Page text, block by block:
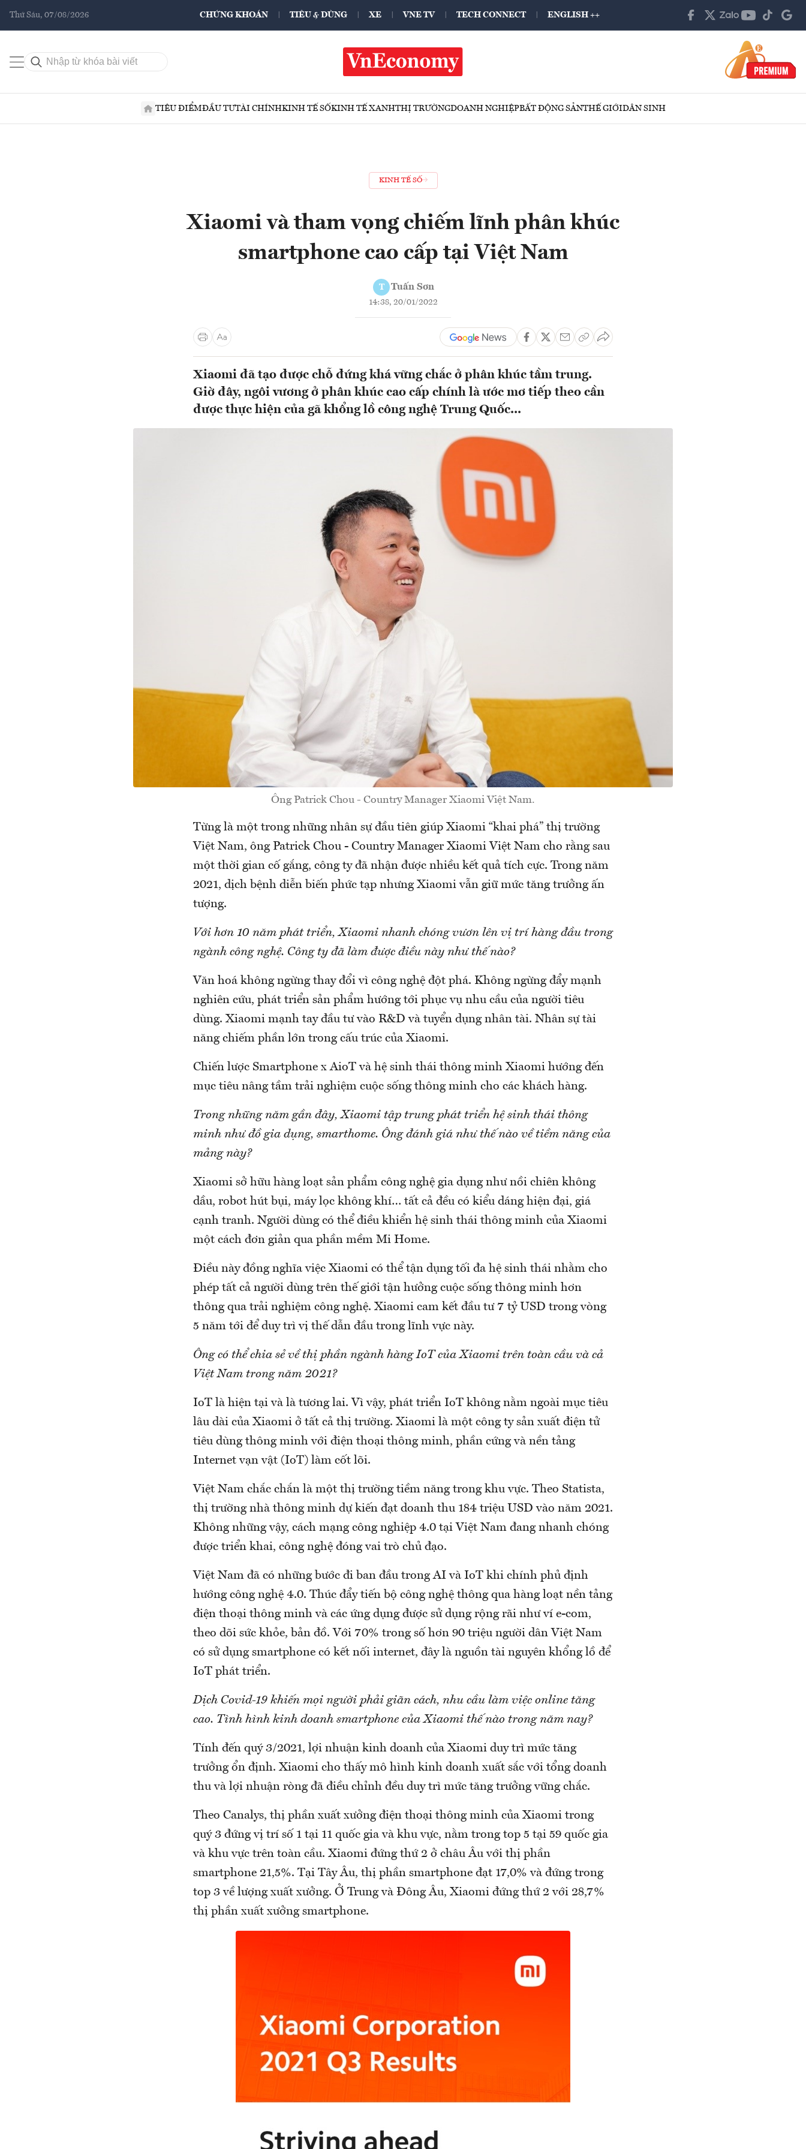
Thứ Sáu, 07/08/2026 CHỨNG KHOÁN TIÊU & DÙNG XE VNE TV TECH CONNECT ENGLISH ++
TIÊU ĐIỂMĐẦU TƯTÀI CHÍNHKINH TẾ SỐKINH TẾ XANHTHỊ TRƯỜNGDOANH NGHIỆPBẤT ĐỘNG SẢNTHẾ GIỚIDÂN SINH
KINH TẾ SỐ
Xiaomi và tham vọng chiếm lĩnh phân khúc
smartphone cao cấp tại Việt Nam
T Tuấn Sơn
14:38, 20/01/2022
Xiaomi đã tạo được chỗ đứng khá vững chắc ở phân khúc tầm trung.
Giờ đây, ngôi vương ở phân khúc cao cấp chính là ước mơ tiếp theo cần
được thực hiện của gã khổng lồ công nghệ Trung Quốc...
Ông Patrick Chou - Country Manager Xiaomi Việt Nam.
Từng là một trong những nhân sự đầu tiên giúp Xiaomi “khai phá” thị trường
Việt Nam, ông Patrick Chou - Country Manager Xiaomi Việt Nam cho rằng sau
một thời gian cố gắng, công ty đã nhận được nhiều kết quả tích cực. Trong năm
2021, dịch bệnh diễn biến phức tạp nhưng Xiaomi vẫn giữ mức tăng trưởng ấn
tượng.
Với hơn 10 năm phát triển, Xiaomi nhanh chóng vươn lên vị trí hàng đầu trong
ngành công nghệ. Công ty đã làm được điều này như thế nào?
Văn hoá không ngừng thay đổi vì công nghệ đột phá. Không ngừng đẩy mạnh
nghiên cứu, phát triển sản phẩm hướng tới phục vụ nhu cầu của người tiêu
dùng. Xiaomi mạnh tay đầu tư vào R&D và tuyển dụng nhân tài. Nhân sự tài
năng chiếm phần lớn trong cấu trúc của Xiaomi.
Chiến lược Smartphone x AioT và hệ sinh thái thông minh Xiaomi hướng đến
mục tiêu nâng tầm trải nghiệm cuộc sống thông minh cho các khách hàng.
Trong những năm gần đây, Xiaomi tập trung phát triển hệ sinh thái thông
minh như đồ gia dụng, smarthome. Ông đánh giá như thế nào về tiềm năng của
mảng này?
Xiaomi sở hữu hàng loạt sản phẩm công nghệ gia dụng như nồi chiên không
dầu, robot hút bụi, máy lọc không khí… tất cả đều có kiểu dáng hiện đại, giá
cạnh tranh. Người dùng có thể điều khiển hệ sinh thái thông minh của Xiaomi
một cách đơn giản qua phần mềm Mi Home.
Điều này đồng nghĩa việc Xiaomi có thể tận dụng tối đa hệ sinh thái nhằm cho
phép tất cả người dùng trên thế giới tận hưởng cuộc sống thông minh hơn
thông qua trải nghiệm công nghệ. Xiaomi cam kết đầu tư 7 tỷ USD trong vòng
5 năm tới để duy trì vị thế dẫn đầu trong lĩnh vực này.
Ông có thể chia sẻ về thị phần ngành hàng IoT của Xiaomi trên toàn cầu và cả
Việt Nam trong năm 2021?
IoT là hiện tại và là tương lai. Vì vậy, phát triển IoT không nằm ngoài mục tiêu
lâu dài của Xiaomi ở tất cả thị trường. Xiaomi là một công ty sản xuất điện tử
tiêu dùng thông minh với điện thoại thông minh, phần cứng và nền tảng
Internet vạn vật (IoT) làm cốt lõi.
Việt Nam chắc chắn là một thị trường tiềm năng trong khu vực. Theo Statista,
thị trường nhà thông minh dự kiến đạt doanh thu 184 triệu USD vào năm 2021.
Không những vậy, cách mạng công nghiệp 4.0 tại Việt Nam đang nhanh chóng
được triển khai, công nghệ đóng vai trò chủ đạo.
Việt Nam đã có những bước đi ban đầu trong AI và IoT khi chính phủ định
hướng công nghệ 4.0. Thúc đẩy tiến bộ công nghệ thông qua hàng loạt nền tảng
điện thoại thông minh và các ứng dụng được sử dụng rộng rãi như ví e-com,
theo dõi sức khỏe, bản đồ. Với 70% trong số hơn 90 triệu người dân Việt Nam
có sử dụng smartphone có kết nối internet, đây là nguồn tài nguyên khổng lồ để
IoT phát triển.
Dịch Covid-19 khiến mọi người phải giãn cách, nhu cầu làm việc online tăng
cao. Tình hình kinh doanh smartphone của Xiaomi thế nào trong năm nay?
Tính đến quý 3/2021, lợi nhuận kinh doanh của Xiaomi duy trì mức tăng
trưởng ổn định. Xiaomi cho thấy mô hình kinh doanh xuất sắc với tổng doanh
thu và lợi nhuận ròng đã điều chỉnh đều duy trì mức tăng trưởng vững chắc.
Theo Canalys, thị phần xuất xưởng điện thoại thông minh của Xiaomi trong
quý 3 đứng vị trí số 1 tại 11 quốc gia và khu vực, nằm trong top 5 tại 59 quốc gia
và khu vực trên toàn cầu. Xiaomi đứng thứ 2 ở châu Âu với thị phần
smartphone 21,5%. Tại Tây Âu, thị phần smartphone đạt 17,0% và đứng trong
top 3 về lượng xuất xưởng. Ở Trung và Đông Âu, Xiaomi đứng thứ 2 với 28,7%
thị phần xuất xưởng smartphone.